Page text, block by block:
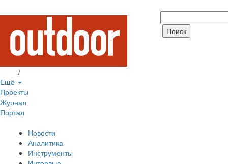
/
Ещё
Проекты
Журнал
Портал
Новости
Аналитика
Инструменты